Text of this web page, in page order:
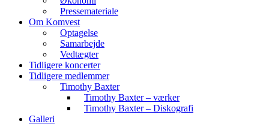
Pressemateriale
Om Komvest
Optagelse
Samarbejde
Vedtægter
Tidligere koncerter
Tidligere medlemmer
Timothy Baxter
Timothy Baxter – værker
Timothy Baxter – Diskografi
Galleri